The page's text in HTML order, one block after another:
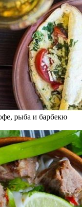
рыба и барбекю